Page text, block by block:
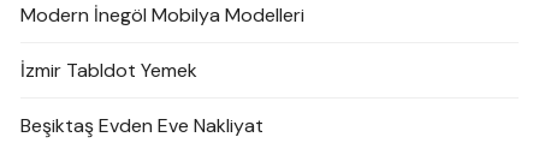
Modern İnegöl Mobilya Modelleri
İzmir Tabldot Yemek
Beşiktaş Evden Eve Nakliyat